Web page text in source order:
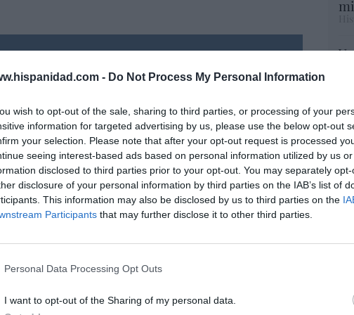
- Do Not Process My Personal Information
wish to opt-out of the sale, sharing to third parties, or processing of your
information for targeted advertising by us, please use the below opt-out
your selection. Please note that after your opt-out request is processed
seeing interest-based ads based on personal information utilized by us
disclosed to third parties prior to your opt-out. You may separately
disclosure of your personal information by third parties on the IAB’s list of
This information may also be disclosed by us to third parties on the
Participants that may further disclose it to other third parties.
Personal Data Processing Opt Outs
I want to opt-out of the Sharing of my personal data.
interesado este artículo?
lascondiciones legales